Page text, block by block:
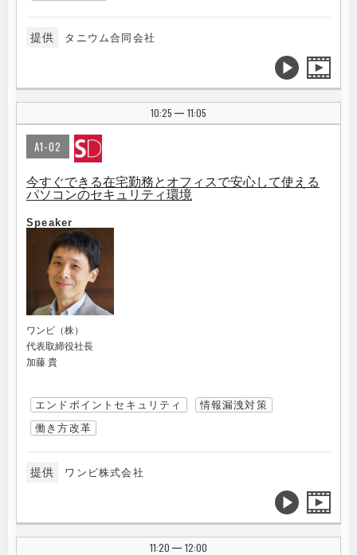
提供 タニウム合同会社
10:25 | 11:05
A1-02
今すぐできる在宅勤務とオフィスで安心して使える
パソコンのセキュリティ環境
Speaker
ワンビ（株）
代表取締役社長
加藤 貴
エンドポイントセキュリティ
情報漏洩対策
働き方改革
提供 ワンビ株式会社
11:20 | 12:00